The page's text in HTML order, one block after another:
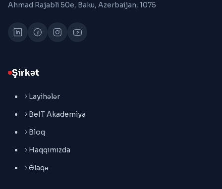
Ahmad Rajabli 50e, Baku, Azerbaijan, 1075
Şirkət
Layihələr
BeIT Akademiya
Bloq
Haqqımızda
Əlaqə